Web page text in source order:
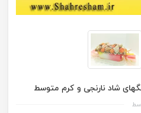
شاد نارنجی و کرم متوسط